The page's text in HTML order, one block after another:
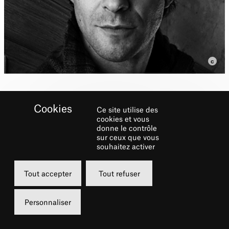
Après l’École P. Debauche, il entre au
C.N.S.A.D.Benoit Marchanda beaucoup joué
pour le théâtre, notamment avec les
metteurs en scène G. Lavaudant, D. Bezace,
Ce site utilise des
cookies et vous
donne le contrôle
sur ceux que vous
souhaitez activer
Tout accepter Tout refuser
Personnaliser